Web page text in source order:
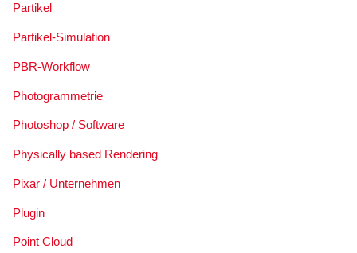
Partikel
Partikel-Simulation
PBR-Workflow
Photogrammetrie
Photoshop / Software
Physically based Rendering
Pixar / Unternehmen
Plugin
Point Cloud